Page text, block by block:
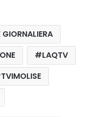
GIORNALIERA
LAQTV
TVIMOLISE